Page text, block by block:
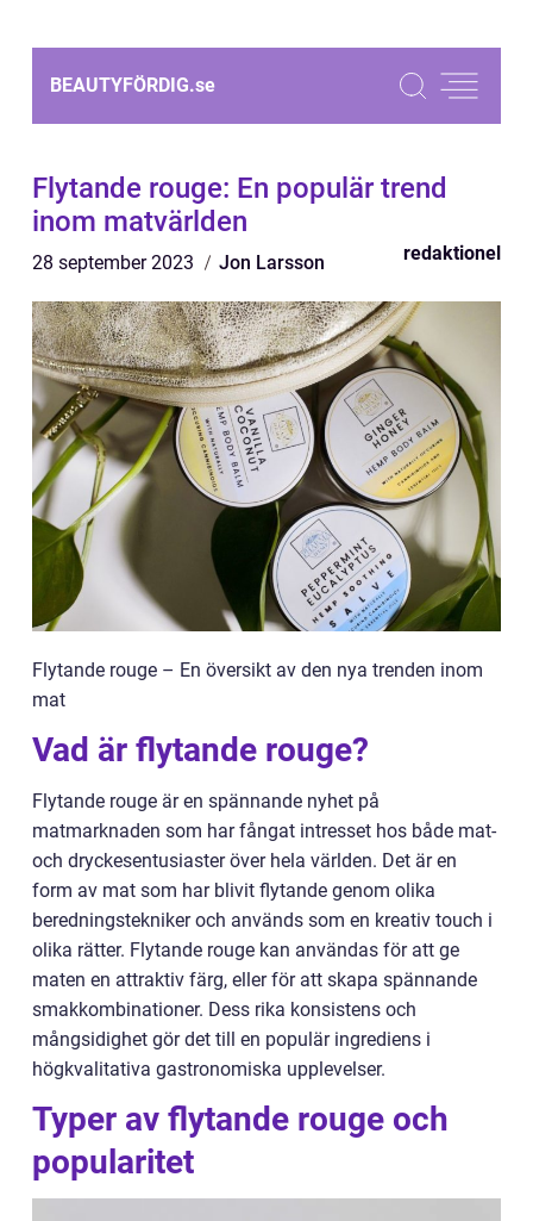
BEAUTYFÖRDIG.se
Flytande rouge: En populär trend
inom matvärlden
28 september 2023 Jon Larsson redaktionel
Flytande rouge – En översikt av den nya trenden inom
mat
Vad är flytande rouge?
Flytande rouge är en spännande nyhet på
matmarknaden som har fångat intresset hos både mat-
och dryckesentusiaster över hela världen. Det är en
form av mat som har blivit flytande genom olika
beredningstekniker och används som en kreativ touch i
olika rätter. Flytande rouge kan användas för att ge
maten en attraktiv färg, eller för att skapa spännande
smakkombinationer. Dess rika konsistens och
mångsidighet gör det till en populär ingrediens i
högkvalitativa gastronomiska upplevelser.
Typer av flytande rouge och
popularitet